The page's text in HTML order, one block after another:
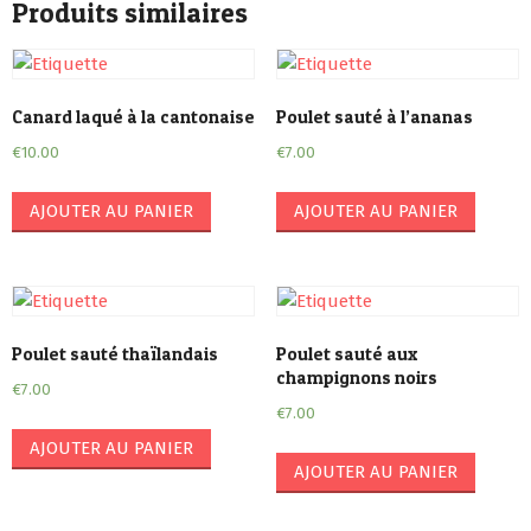
Produits similaires
Canard laqué à la cantonaise
€10.00
AJOUTER AU PANIER
Poulet sauté à l’ananas
€7.00
AJOUTER AU PANIER
Poulet sauté thaïlandais
€7.00
AJOUTER AU PANIER
Poulet sauté aux
champignons noirs
€7.00
AJOUTER AU PANIER